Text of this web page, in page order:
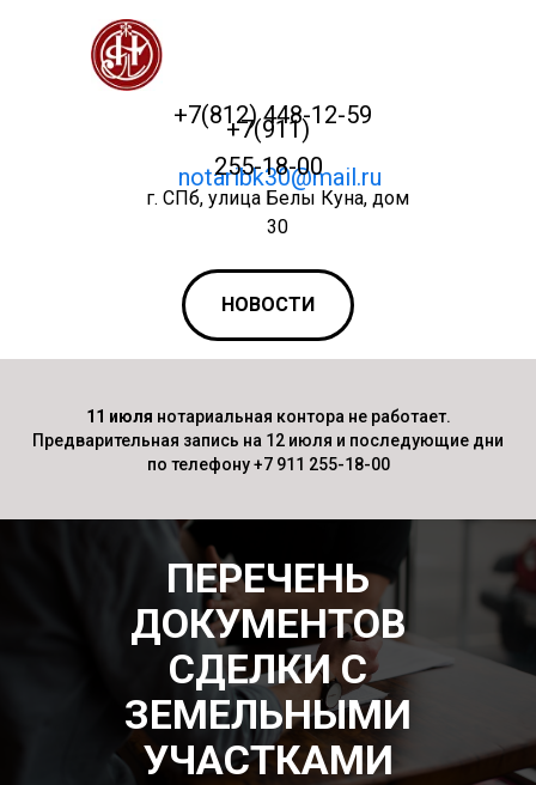
г. СПб, улица Белы Куна, дом
30
+7(812) 448-12-59
notaribk30@mail.ru
+7(911)
255-18-00
НОВОСТИ
11 июля нотариальная контора не работает.
Предварительная запись на 12 июля и последующие дни
по телефону +7 911 255-18-00
ПЕРЕЧЕНЬ
ДОКУМЕНТОВ
СДЕЛКИ С
ЗЕМЕЛЬНЫМИ
УЧАСТКАМИ